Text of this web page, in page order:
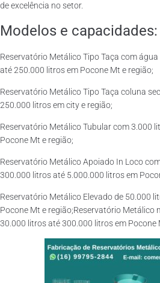
de excelência no setor.
Modelos e capacidades:
Reservatório Metálico Tipo Taça com
até 250.000 litros em Pocone Mt e região;
Reservatório Metálico Tipo Taça coluna
250.000 litros em city e região;
Reservatório Metálico Tubular com 3.000
Pocone Mt e região;
Reservatório Metálico Apoiado In Loco
300.000 litros até 5.000.000 litros em
Reservatório Metálico Elevado de 50.000
Pocone Mt e região;Reservatório Metálico
30.000 litros até 300.000 litros em Pocone